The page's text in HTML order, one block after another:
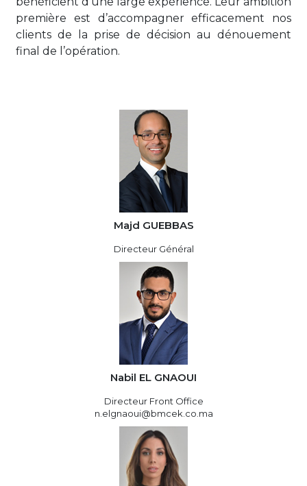
première est d’accompagner efficacement nos
clients de la prise de décision au dénouement
final de l’opération.
Majd GUEBBAS
Directeur Général
Nabil EL GNAOUI
Directeur Front Office
n.elgnaoui@bmcek.co.ma